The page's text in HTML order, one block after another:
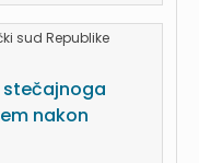
sud Republike
nakon